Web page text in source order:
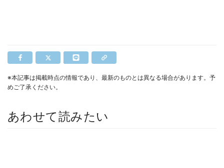
※本記事は掲載時点の情報であり、最新のものとは異なる場合があります。予
めご了承ください。
あわせて読みたい